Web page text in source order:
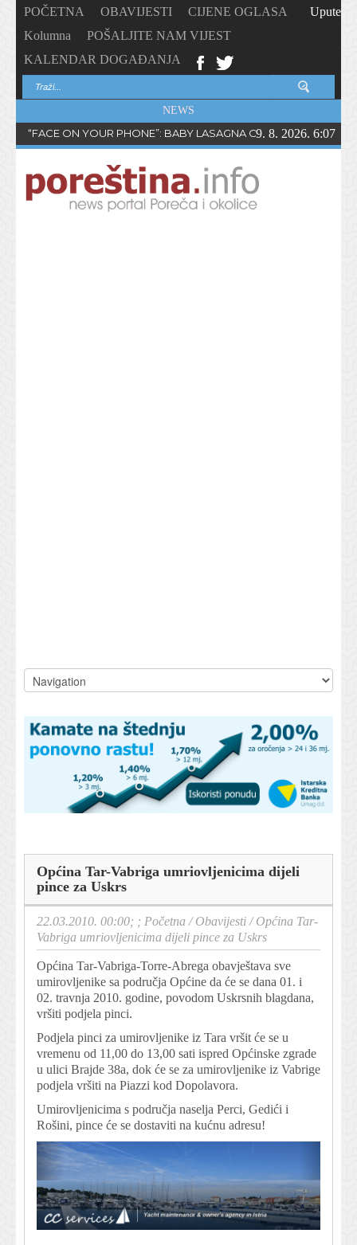
POČETNA OBAVIJESTI
CIJENE OGLASA
Kolumna
POŠALJITE NAM VIJEST
KALENDAR DOGAĐANJA
Upute
NEWS
“FACE ON YOUR PHONE”: BABY LASAGNA OBJAVIO NOVI
9. 8. 2026. 6:07
Općina Tar-Vabriga umriovljenicima dijeli
pince za Uskrs
22.03.2010. 00:00; ; Početna /Obavijesti /Općina Tar-
Vabriga umriovljenicima dijeli pince za Uskrs
Općina Tar-Vabriga-Torre-Abrega obavještava sve
umirovljenike sa područja Općine da će se dana 01. i
02. travnja 2010. godine, povodom Uskrsnih blagdana,
vršiti podjela pinci.
Podjela pinci za umirovljenike iz Tara vršit će se u
vremenu od 11,00 do 13,00 sati ispred Općinske zgrade
u ulici Brajde 38a, dok će se za umirovljenike iz Vabrige
podjela vršiti na Piazzi kod Dopolavora.
Umirovljenicima s područja naselja Perci, Gedići i
Rošini, pince će se dostaviti na kućnu adresu!